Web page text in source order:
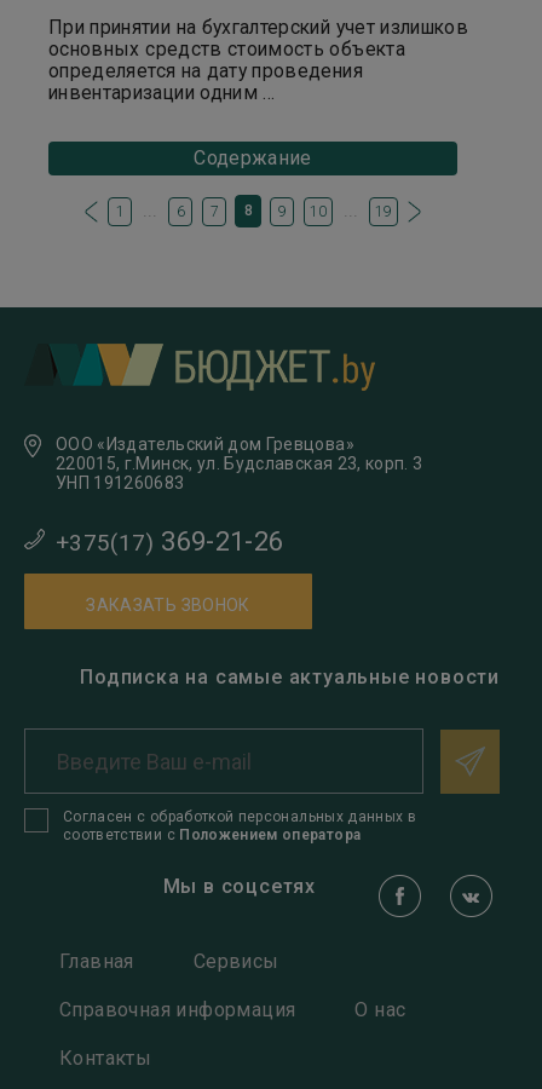
При принятии на бухгалтерский учет излишков
основных средств стоимость объекта
определяется на дату проведения
инвентаризации одним ...
Содержание
1 6 7 8 9 10 19
ООО «Издательский дом Гревцова»
220015, г.Минск, ул. Будславская 23, корп. 3
УНП 191260683
+375(17) 369-21-26
ЗАКАЗАТЬ ЗВОНОК
Подписка на самые актуальные новости
Согласен с обработкой персональных данных в
соответствии с Положением оператора
Мы в соцсетях
Главная Сервисы
Справочная информация О нас
Контакты